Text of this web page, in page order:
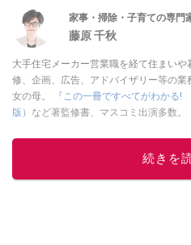
れるとのこと。藤原さんにその魅力を
ク株式会社）家事・掃除・子育ての専門
藤原 千秋
大手住宅メーカー営業職を経て住まい
修、企画、広告、アドバイザリー等の
女の母。
『この一冊ですべてがわかる
版） など著監修書、マスコミ出演多数。
この
続きを